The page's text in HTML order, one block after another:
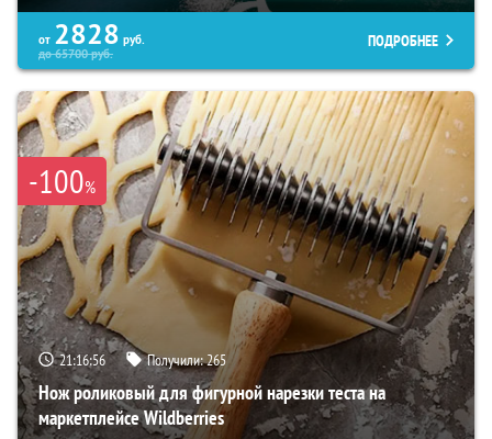
от 2828 руб.
до65700руб.
ПОДРОБНЕЕ
-100%
21:16:55 Получили:265
Нож роликовый для фигурной нарезки теста на
маркетплейсе Wildberries